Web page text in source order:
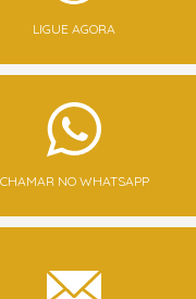
LIGUE AGORA
CHAMAR NO WHATSAPP